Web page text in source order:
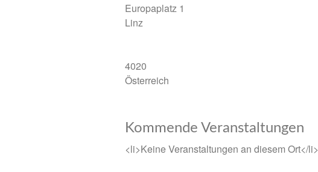
Europaplatz 1
Linz
4020
Österreich
Kommende Veranstaltungen
<li>Keine Veranstaltungen an diesem Ort</li>